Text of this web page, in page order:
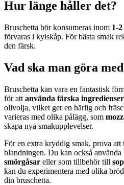
Hur länge håller det?
Bruschetta bör konsumeras inom 1-
förvaras i kylskåp. För bästa smak
den färsk.
Vad ska man göra
Bruschetta kan vara en fantastisk
för att använda färska ingredienser
olivolja, vilket ger en härlig och
varieras med olika pålägg, som
skapa nya smakupplevelser.
För en extra kryddig smak, prova att
blandningen. Du kan också använda
smörgåsar eller som tillbehör till
kan du experimentera med olika
din bruschetta.